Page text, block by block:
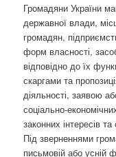
Громадяни України
державної влади,
громадян,
форм власності,
відповідно до їх
скаргами та
діяльності, заявою
соціально-
законних інтересів
Під зверненнями
письмовій або усній